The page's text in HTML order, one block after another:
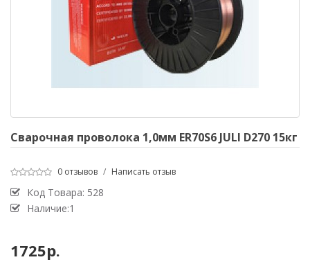
Сварочная проволока 1,0мм ER70S6 JULI D270 15кг
0 отзывов / Написать отзыв
Код Товара: 528
Наличие:1
1725р.